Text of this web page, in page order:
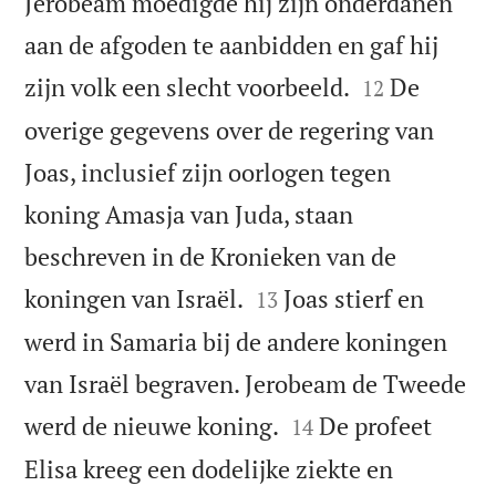
aan de afgoden te aanbidden en gaf hij
zijn volk een slecht voorbeeld. 

12 De
overige gegevens over de regering van
Joas, inclusief zijn oorlogen tegen
koning Amasja van Juda, staan
beschreven in de Kronieken van de
koningen van Israël. 

13 Joas stierf en
werd in Samaria bij de andere koningen
van Israël begraven. Jerobeam de Tweede
werd de nieuwe koning. 

14 De profeet
Elisa kreeg een dodelijke ziekte en